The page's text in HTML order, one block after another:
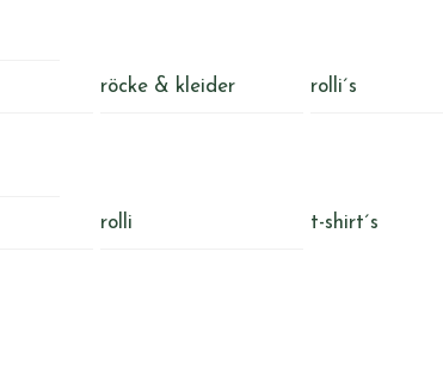
röcke & kleider rolli´s
rolli t-shirt´s